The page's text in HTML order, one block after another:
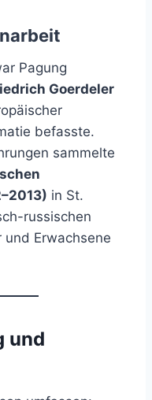
Pagung
Goerdeler
befasste.
sammelte
in St.
russischen
Erwachsene
und